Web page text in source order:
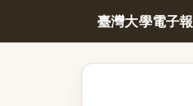
臺灣大學電子報